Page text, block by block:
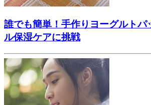
誰でも簡単！手作りヨーグルトパ
ル保湿ケアに挑戦